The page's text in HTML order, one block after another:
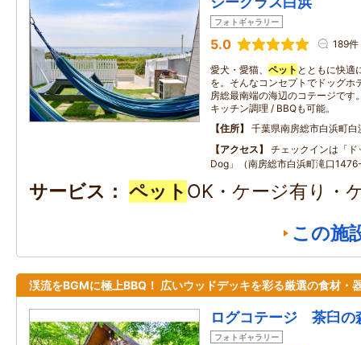
フォトギャラリー
5.0 189件
愛犬・愛猫、 ペット とともに快適
を。そんなコンセプトでドッグホ
房総最南端の海辺のコテージです
キッチン調理 / BBQも可能。
住所
千葉県南房総市白浜町白
アクセス
チェックインは「
Dog」（南房総市白浜町滝口
サービス ペット OK・ケージ有り・
この施
渓流をBGMに極上BBQ！ 広いウッドデッキを彩る厳選の食材・
ログコテージ 茶臼の
フォトギャラリー